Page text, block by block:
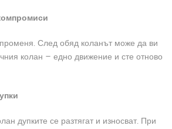
След обяд коланът може да ви
колан – едно движение и сте отново
дупките се разтягат и износват. При